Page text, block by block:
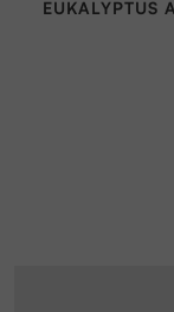
EUKALYPTUS